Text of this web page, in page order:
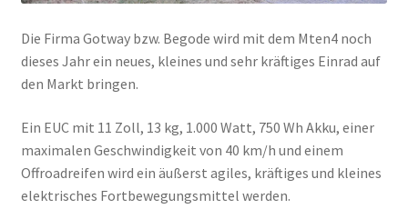
Die Firma Gotway bzw. Begode wird mit dem Mten4 noch
dieses Jahr ein neues, kleines und sehr kräftiges Einrad auf
den Markt bringen.
Ein EUC mit 11 Zoll, 13 kg, 1.000 Watt, 750 Wh Akku, einer
maximalen Geschwindigkeit von 40 km/h und einem
Offroadreifen wird ein äußerst agiles, kräftiges und kleines
elektrisches Fortbewegungsmittel werden.